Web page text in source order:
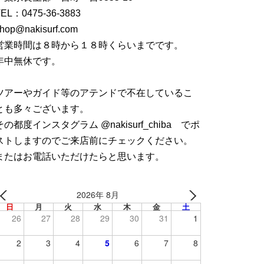
： 0475-36-3883
業時間は８時から１８時くらいまでです。
中無休です。
アーやガイド等のアテンドで不在しているこ
も多々ございます。
の都度インスタグラム @nakisurf_chiba でポ
トしますのでご来店前にチェックください。
たはお電話いただけたらと思います。
2026年 8月
日 月 火 水 木 金 土
26 27 28 29 30 31 1
2 3 4 5 6 7 8